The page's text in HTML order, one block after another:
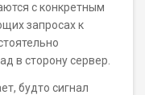
с конкретным
запросах к
в сторону сервер.
будто сигнал